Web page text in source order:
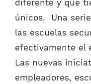
diferente y que
únicos. Una
las escuelas
efectivamente el
Las nuevas
empleadores,